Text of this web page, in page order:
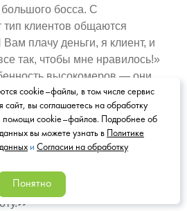
босса. С
тип клиентов общаются
плачу деньги, я клиент, и
так, чтобы мне нравилось!»
высокомеров — они
пыль в глаза. Так, например,
и хвастаются своими
(даже минимальными) и
свое величие напоказ,
Очень не любят,
готовы разбиться о стену, но
»
cookie–файлы, в том числе сервис
сайт, вы соглашаетесь на обработку
помощи cookie–файлов. Подробнее об
вы можете узнать в
Политике
и Согласии на обработку
Понятно